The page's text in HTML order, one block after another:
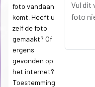
foto vandaan
komt. Heeft u
zelf de foto
gemaakt? Of
ergens
gevonden op
het internet?
Toestemming